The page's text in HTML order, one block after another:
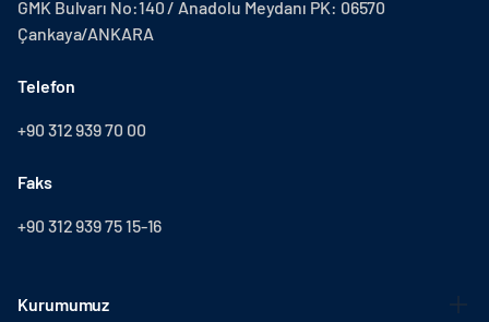
GMK Bulvarı No:140 / Anadolu Meydanı PK: 06570
Çankaya/ANKARA
Telefon
+90 312 939 70 00
Faks
+90 312 939 75 15-16
Kurumumuz